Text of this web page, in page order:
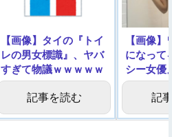
【画像】タイの『トイ
レの男女標識』、ヤバ
すぎて物議ｗｗｗｗｗ
ｗｗ
記事を読む
【画像
になって
シー女優
いくで
記